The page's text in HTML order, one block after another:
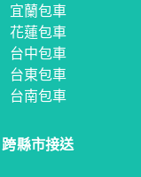
宜蘭包車
花蓮包車
台中包車
台東包車
台南包車
跨縣市接送